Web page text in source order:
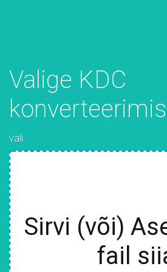
Valige KDC
vali
Sirvi (või)
fail